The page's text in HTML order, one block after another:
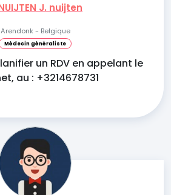
J. nuijten
Arendonk - Belgique
Médecin généraliste
un RDV en appelant le
au : +3214678731